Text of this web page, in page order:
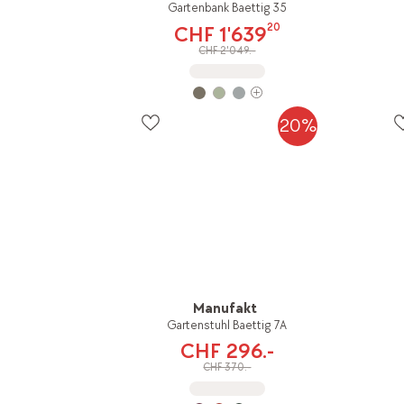
Gartenbank Baettig 35
CHF 1'63920
CHF 2'049.-
20%
Manufakt
Gartenstuhl Baettig 7A
CHF 296.-
CHF 370.-